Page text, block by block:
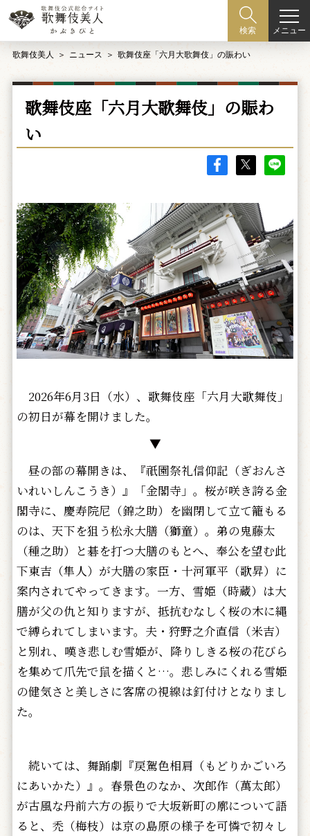
検索 メニュー
歌舞伎美人 ニュース 歌舞伎座「六月大歌舞伎」の賑わい
歌舞伎座「六月大歌舞伎」の賑わ
い
2026年6月3日（水）、歌舞伎座「六月大歌舞伎」
の初日が幕を開けました。
▼
昼の部の幕開きは、『祇園祭礼信仰記（ぎおんさ
いれいしんこうき）』「金閣寺」。桜が咲き誇る金
閣寺に、慶寿院尼（錦之助）を幽閉して立て籠もる
のは、天下を狙う松永大膳（獅童）。弟の鬼藤太
（種之助）と碁を打つ大膳のもとへ、奉公を望む此
下東吉（隼人）が大膳の家臣・十河軍平（歌昇）に
案内されてやってきます。一方、雪姫（時蔵）は大
膳が父の仇と知りますが、抵抗むなしく桜の木に縄
で縛られてしまいます。夫・狩野之介直信（米吉）
と別れ、嘆き悲しむ雪姫が、降りしきる桜の花びら
を集めて爪先で鼠を描くと…。悲しみにくれる雪姫
の健気さと美しさに客席の視線は釘付けとなりまし
た。
続いては、舞踊劇『戻駕色相肩（もどりかごいろ
にあいかた）』。春景色のなか、次郎作（萬太郎）
が古風な丹前六方の振りで大坂新町の廓について語
ると、禿（梅枝）は京の島原の様子を可憐で初々し